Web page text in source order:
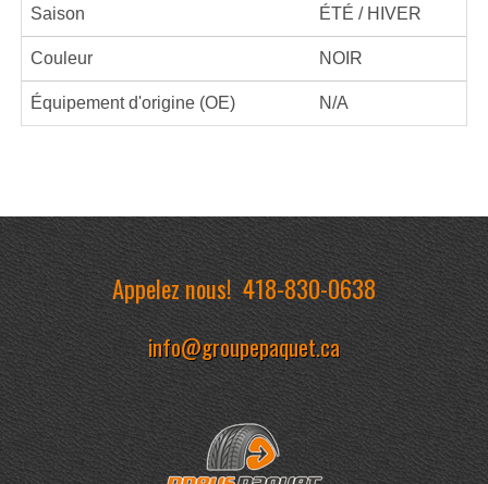
Saison ÉTÉ / HIVER
Couleur NOIR
Équipement d'origine (OE) N/A
Appelez nous!418-830-0638
info@groupepaquet.ca